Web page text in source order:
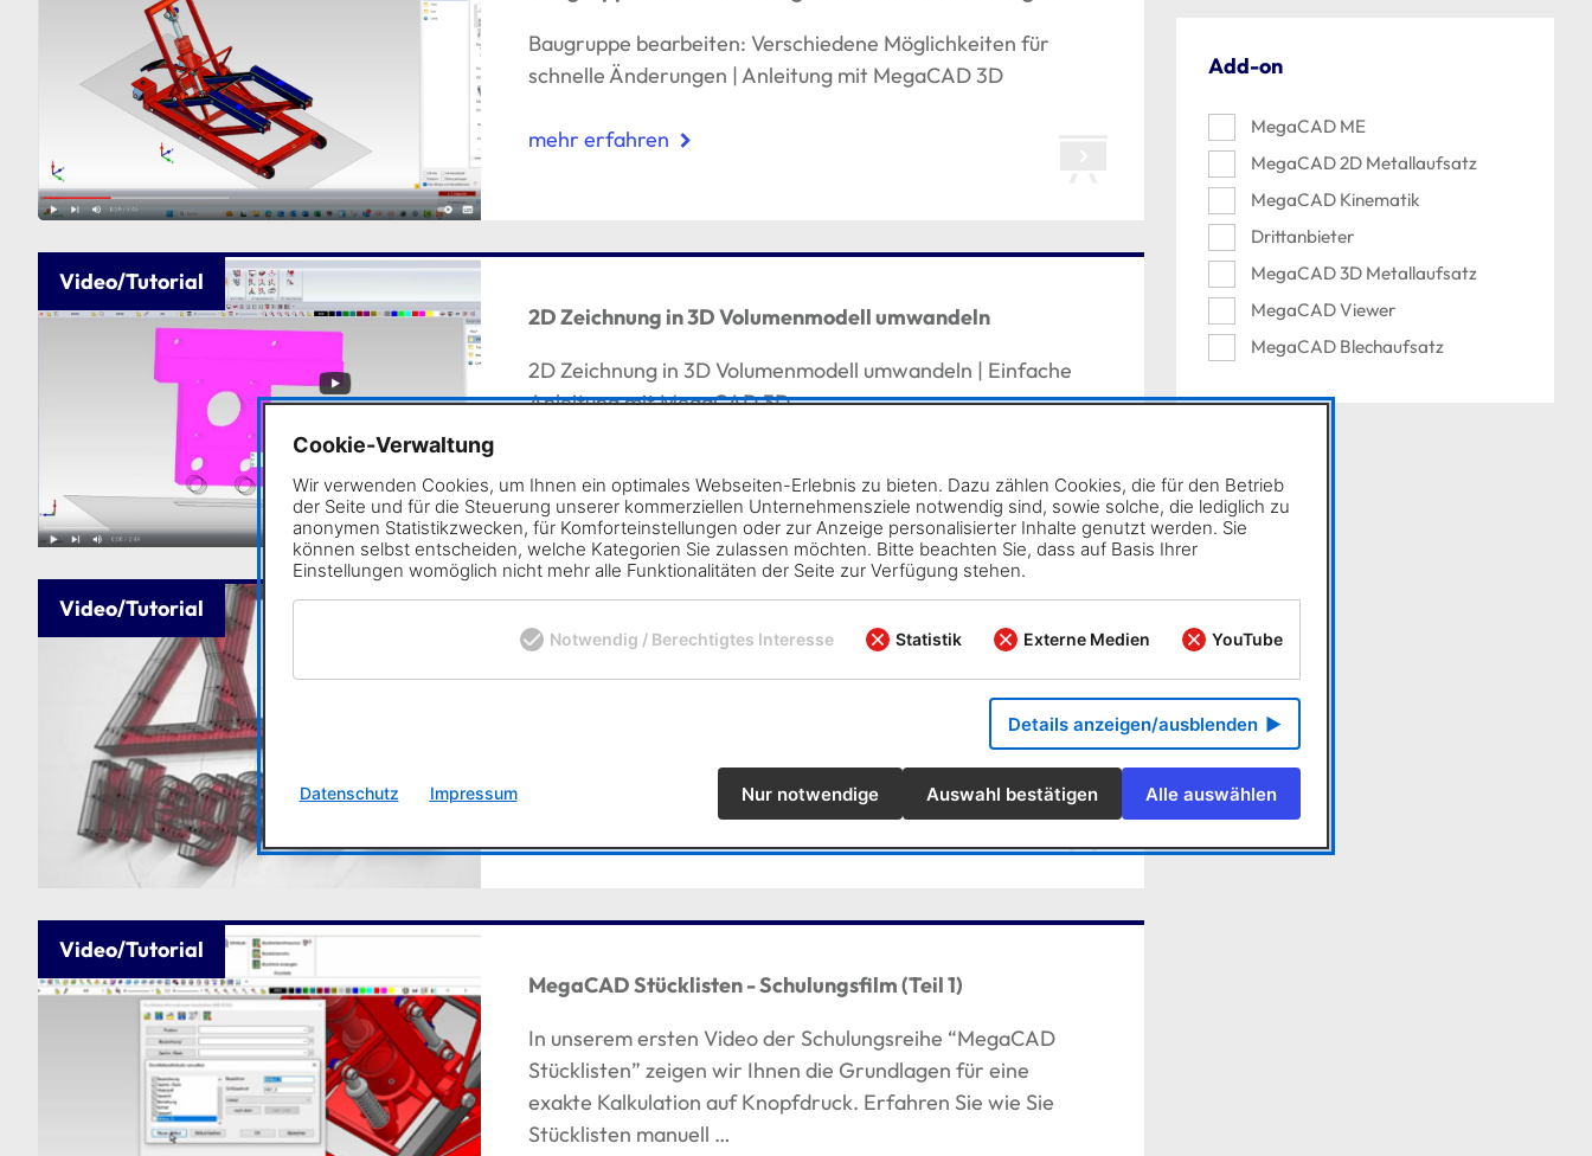
Baugruppe bearbeiten: Verschiedene Möglichkeiten für
schnelle Änderungen | Anleitung mit MegaCAD 3D
mehr erfahren
Video/Tutorial
2D Zeichnung in 3D Volumenmodell umwandeln
2D Zeichnung in 3D Volumenmodell umwandeln | Einfache
Anleitung mit MegaCAD 3D
Video/Tutorial
MegaCAD Kurzvorstellung
Bekommen Sie einen ersten Eindruck der Möglichkeiten von
MegaCAD. 2D und 3D Konstruktion in einem Programm, auf
Video/Tutorial
MegaCAD Stücklisten - Schulungsfilm (Teil 1)
In unserem ersten Video der Schulungsreihe “MegaCAD
Stücklisten” zeigen wir Ihnen die Grundlagen für eine
exakte Kalkulation auf Knopfdruck. Erfahren Sie wie Sie
Stücklisten manuell …
Add-on
MegaCAD ME
MegaCAD 2D Metallaufsatz
MegaCAD Kinematik
Drittanbieter
MegaCAD 3D Metallaufsatz
MegaCAD Viewer
MegaCAD Blechaufsatz
Cookie-Verwaltung
Wir verwenden Cookies, um Ihnen ein optimales Webseiten-Erlebnis zu bieten. Dazu zählen Cookies, die für den Betrieb
der Seite und für die Steuerung unserer kommerziellen Unternehmensziele notwendig sind, sowie solche, die lediglich zu
anonymen Statistikzwecken, für Komforteinstellungen oder zur Anzeige personalisierter Inhalte genutzt werden. Sie
können selbst entscheiden, welche Kategorien Sie zulassen möchten. Bitte beachten Sie, dass auf Basis Ihrer
Einstellungen womöglich nicht mehr alle Funktionalitäten der Seite zur Verfügung stehen.
Notwendig / Berechtigtes Interesse Statistik Externe Medien YouTube
Details anzeigen/ausblenden
Nur notwendige Auswahl bestätigen Alle auswählen
Datenschutz Impressum